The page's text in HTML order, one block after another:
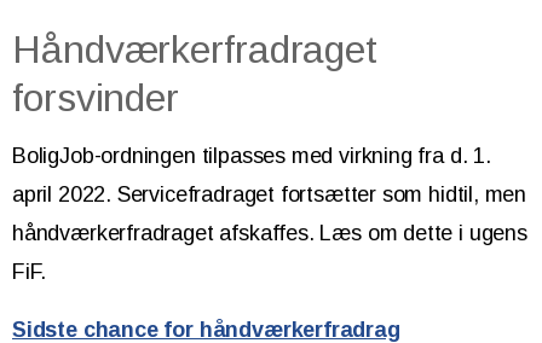
Håndværkerfradraget
forsvinder
BoligJob-ordningen tilpasses med virkning fra d. 1.
april 2022. Servicefradraget fortsætter som hidtil, men
håndværkerfradraget afskaffes. Læs om dette i ugens
FiF.
Sidste chance for håndværkerfradrag